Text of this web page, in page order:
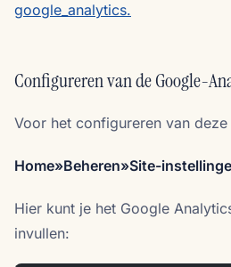
google_analytics.
Configureren van de Google-
Voor het configureren van
Home»Beheren»Site-
Hier kunt je het Google
invullen: